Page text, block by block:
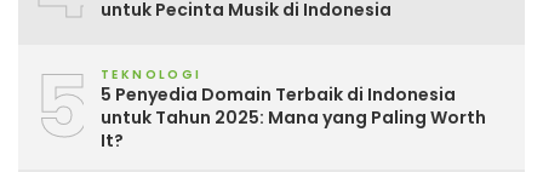
untuk Pecinta Musik di Indonesia
5 TEKNOLOGI
5 Penyedia Domain Terbaik di Indonesia
untuk Tahun 2025: Mana yang Paling Worth
It?